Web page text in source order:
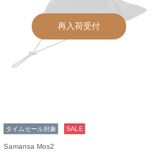
再入荷受付
タイムセール対象 SALE
Samansa Mos2